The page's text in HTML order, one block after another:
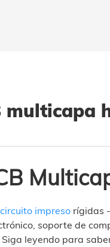
multicapa
impresorígidas -
soporte de
Siga leyendo para